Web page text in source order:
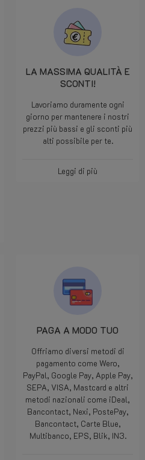
LA MASSIMA QUALITÀ E
SCONTI!
Lavoriamo duramente ogni
giorno per mantenere i nostri
prezzi più bassi e gli sconti più
alti possibile per te.
Leggi di più
PAGA A MODO TUO
Offriamo diversi metodi di
pagamento come Wero,
PayPal, Google Pay, Apple Pay,
SEPA, VISA, Mastcard e altri
metodi nazionali come iDeal,
Bancontact, Nexi, PostePay,
Bancontact, Carte Blue,
Multibanco, EPS, Blik, IN3.